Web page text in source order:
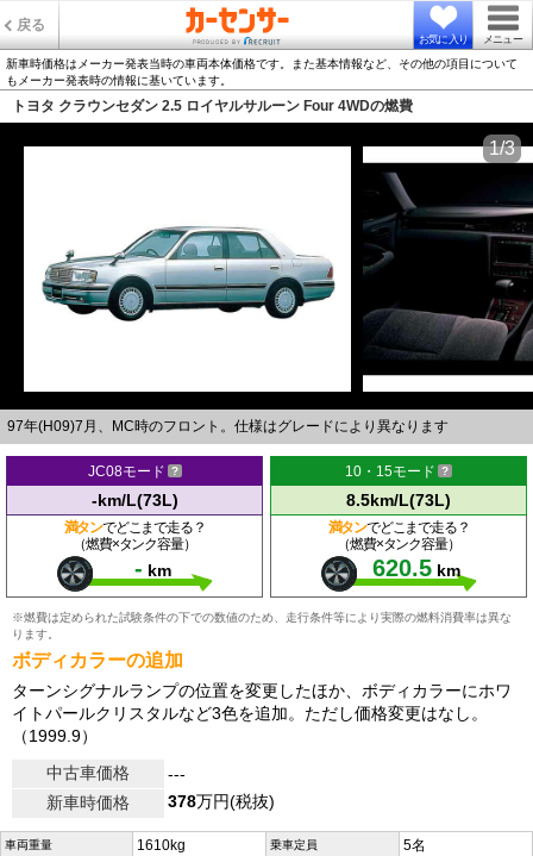
戻る
お気に入り メニュー
新車時価格はメーカー発表当時の車両本体価格です。また基本情報など、その他の項目について
もメーカー発表時の情報に基いています。
トヨタ クラウンセダン 2.5 ロイヤルサルーン Four 4WDの燃費
97年(H09)7月、MC時のフロント。仕様はグレードにより異なります
1/3
JC08モード
-km/L(73L)
満タンでどこまで走る？
（燃費×タンク容量）
- km
10・15モード
8.5km/L(73L)
満タンでどこまで走る？
（燃費×タンク容量）
620.5 km
※燃費は定められた試験条件の下での数値のため、走行条件等により実際の燃料消費率は異な
ります。
ボディカラーの追加
ターンシグナルランプの位置を変更したほか、ボディカラーにホワ
イトパールクリスタルなど3色を追加。ただし価格変更はなし。
（1999.9）
中古車価格
---
新車時価格
378万円(税抜)
車両重量 1610kg 乗車定員 5名